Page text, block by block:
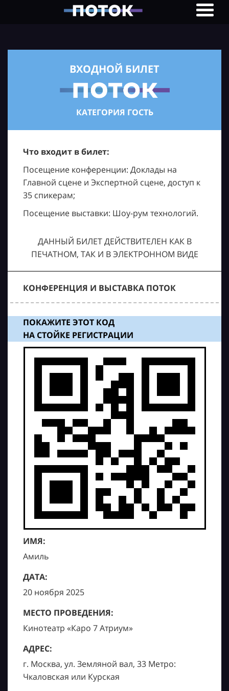
ВХОДНОЙ БИЛЕТ
КАТЕГОРИЯ ГОСТЬ
Что входит в билет:
Посещение конференции: Доклады на
Главной сцене и Экспертной сцене, доступ к
35 спикерам;
Посещение выставки: Шоу-рум технологий.
ДАННЫЙ БИЛЕТ ДЕЙСТВИТЕЛЕН КАК В
ПЕЧАТНОМ, ТАК И В ЭЛЕКТРОННОМ ВИДЕ
КОНФЕРЕНЦИЯ И ВЫСТАВКА ПОТОК
ПОКАЖИТЕ ЭТОТ КОД
НА СТОЙКЕ РЕГИСТРАЦИИ
ИМЯ:
Амиль
ДАТА:
20 ноября 2025
МЕСТО ПРОВЕДЕНИЯ:
Кинотеатр «Каро 7 Атриум»
АДРЕС:
г. Москва, ул. Земляной вал, 33 Метро:
Чкаловская или Курская